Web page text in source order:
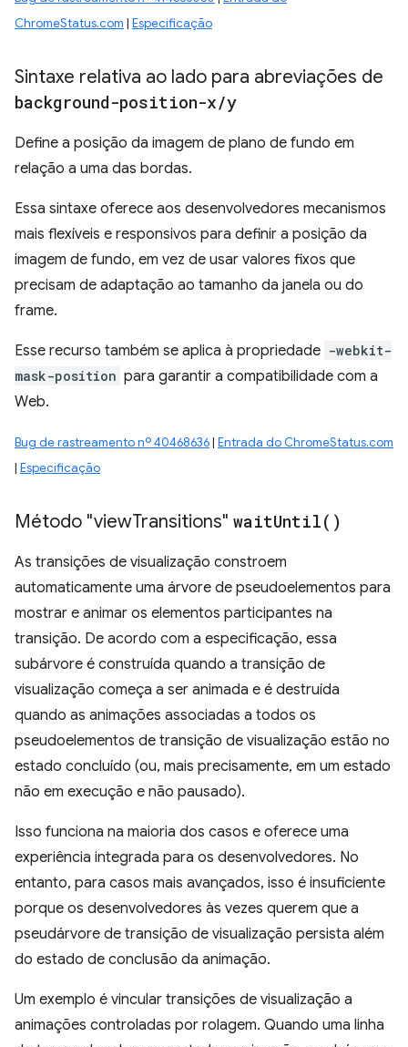
ChromeStatus.com | Especificação
Sintaxe relativa ao lado para abreviações de
background-position-x/y
Define a posição da imagem de plano de fundo em
relação a uma das bordas.
Essa sintaxe oferece aos desenvolvedores mecanismos
mais flexíveis e responsivos para definir a posição da
imagem de fundo, em vez de usar valores fixos que
precisam de adaptação ao tamanho da janela ou do
frame.
Esse recurso também se aplica à propriedade -webkit-
mask-position para garantir a compatibilidade com a
Web.
Bug de rastreamento nº 40468636| Entrada do ChromeStatus.com
| Especificação
Método "viewTransitions" waitUntil( )
As transições de visualização constroem
automaticamente uma árvore de pseudoelementos para
mostrar e animar os elementos participantes na
transição. De acordo com a especificação, essa
subárvore é construída quando a transição de
visualização começa a ser animada e é destruída
quando as animações associadas a todos os
pseudoelementos de transição de visualização estão no
estado concluído (ou, mais precisamente, em um estado
não em execução e não pausado).
Isso funciona na maioria dos casos e oferece uma
experiência integrada para os desenvolvedores. No
entanto, para casos mais avançados, isso é insuficiente
porque os desenvolvedores às vezes querem que a
pseudárvore de transição de visualização persista além
do estado de conclusão da animação.
Um exemplo é vincular transições de visualização a
animações controladas por rolagem. Quando uma linha